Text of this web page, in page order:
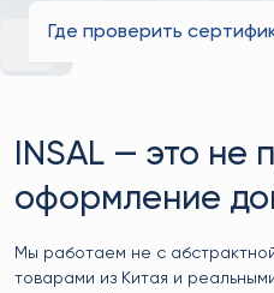
Где проверить
INSAL — это не
оформление
Мы работаем не с
товарами из Китая и